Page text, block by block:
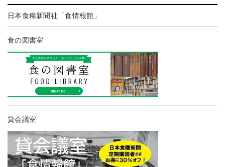
日本食糧新聞社「食情報館」
食の図書室
貸会議室